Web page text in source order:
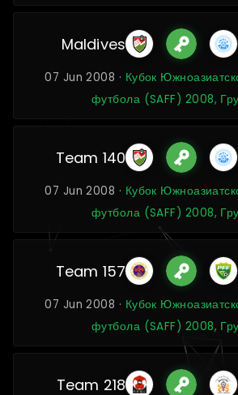
Maldives
07 Jun 2008 · Кубок
футбола (SAFF) 2008,
Team 140
07 Jun 2008 · Кубок
футбола (SAFF) 2008,
Team 157
07 Jun 2008 · Кубок
футбола (SAFF) 2008,
Team 218